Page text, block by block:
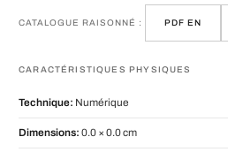
CATALOGUE RAISONNÉ : PDF EN
CARACTÉRISTIQUES PHYSIQUES
Technique: Numérique
Dimensions: 0.0 × 0.0 cm